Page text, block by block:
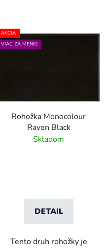
AKCIA
VIAC ZA MENEJ
Rohožka Monocolour
Raven Black
Skladom
DETAIL
Tento druh rohožky je